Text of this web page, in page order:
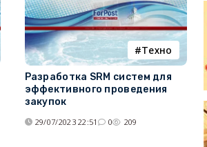
Tехно
Разработка SRM систем для
эффективного проведения
закупок
29/07/2023 22:51 0 209